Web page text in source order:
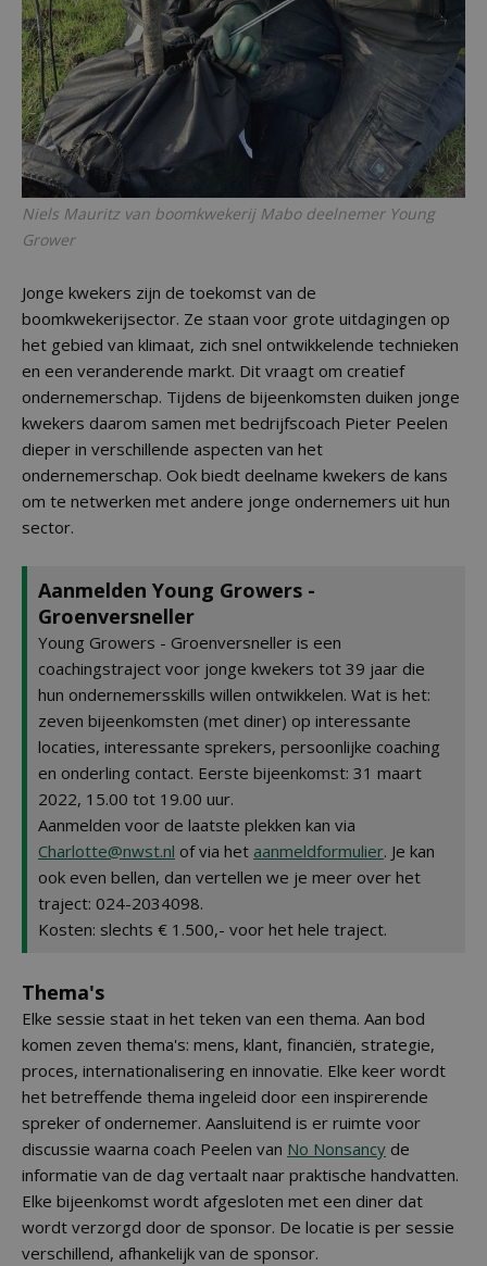
Niels Mauritz van boomkwekerij Mabo deelnemer Young
Grower
Jonge kwekers zijn de toekomst van de
boomkwekerijsector. Ze staan voor grote uitdagingen op
het gebied van klimaat, zich snel ontwikkelende technieken
en een veranderende markt. Dit vraagt om creatief
ondernemerschap. Tijdens de bijeenkomsten duiken jonge
kwekers daarom samen met bedrijfscoach Pieter Peelen
dieper in verschillende aspecten van het
ondernemerschap. Ook biedt deelname kwekers de kans
om te netwerken met andere jonge ondernemers uit hun
sector.
Aanmelden Young Growers -
Groenversneller
Young Growers - Groenversneller is een
coachingstraject voor jonge kwekers tot 39 jaar die
hun ondernemersskills willen ontwikkelen. Wat is het:
zeven bijeenkomsten (met diner) op interessante
locaties, interessante sprekers, persoonlijke coaching
en onderling contact. Eerste bijeenkomst: 31 maart
2022, 15.00 tot 19.00 uur.
Aanmelden voor de laatste plekken kan via
Charlotte@nwst.nl of via het aanmeldformulier. Je kan
ook even bellen, dan vertellen we je meer over het
traject: 024-2034098.
Kosten: slechts € 1.500,- voor het hele traject.
Thema's
Elke sessie staat in het teken van een thema. Aan bod
komen zeven thema's: mens, klant, financiën, strategie,
proces, internationalisering en innovatie. Elke keer wordt
het betreffende thema ingeleid door een inspirerende
spreker of ondernemer. Aansluitend is er ruimte voor
discussie waarna coach Peelen van No Nonsancy de
informatie van de dag vertaalt naar praktische handvatten.
Elke bijeenkomst wordt afgesloten met een diner dat
wordt verzorgd door de sponsor. De locatie is per sessie
verschillend, afhankelijk van de sponsor.